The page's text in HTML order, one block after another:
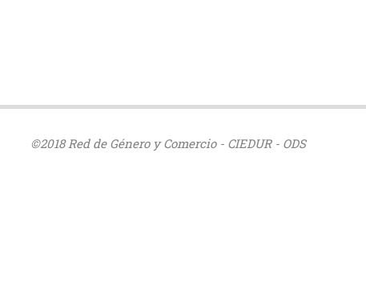
©2018 Red de Género y Comercio - CIEDUR - ODS